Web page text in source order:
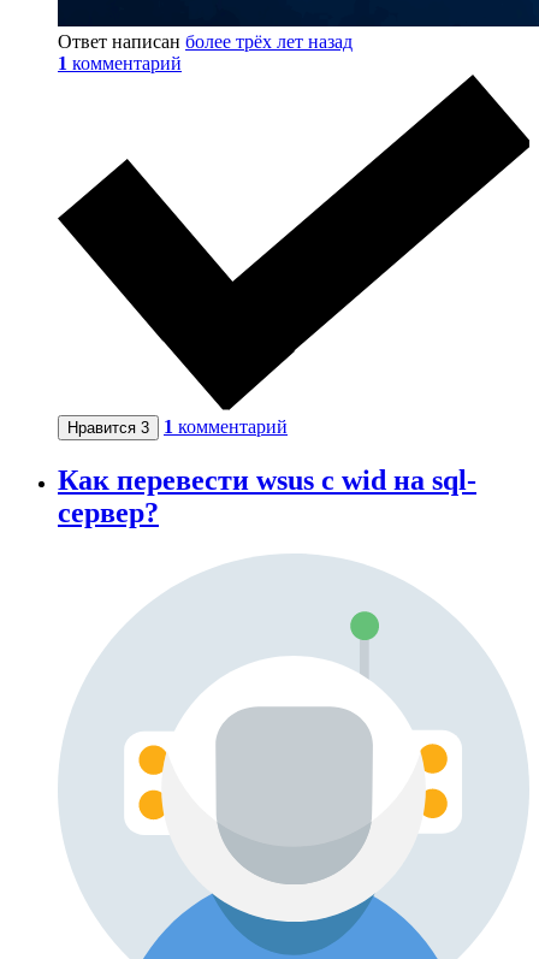
Ответ написан более трёх лет назад
1 комментарий
Нравится 3 1 комментарий
Как перевести wsus с wid на sql-
сервер?